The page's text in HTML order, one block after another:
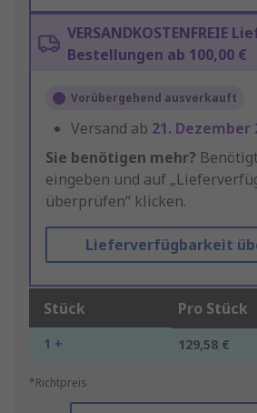
VERSANDKOSTENFREIE
Bestellungen ab 100,00 €
Vorübergehend ausverkauft
Versand ab 21. Dezember
Sie benötigen mehr?
eingeben und auf
überprüfen“ klicken.
Lieferverfügbarkeit
Stück Pro Stück
1 + 129,58 €
*Richtpreis